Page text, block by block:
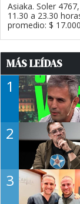
Asiaka. Soler
11.30 a 23.30
promedio: $
MÁS LEÍDAS
1
2
3